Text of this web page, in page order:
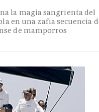
la magia sangrienta del
en una zafia secuencia
de mamporros